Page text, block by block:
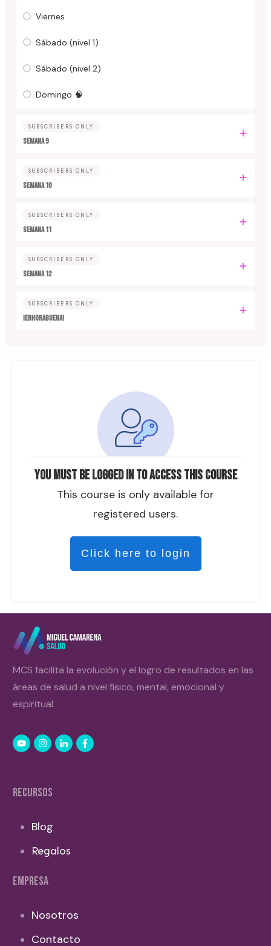
You must be logged in to access this course
This course is only available for
registered users.
Click here to login
Viernes
Sábado (nivel 1)
Sábado (nivel 2)
Domingo 🧠
SUBSCRIBERS ONLY
Semana 9
SUBSCRIBERS ONLY
Semana 10
SUBSCRIBERS ONLY
Semana 11
SUBSCRIBERS ONLY
Semana 12
SUBSCRIBERS ONLY
¡Enhorabuena!
MCS facilita la evolución y el logro de resultados en las
áreas de salud a nivel físico, mental, emocional y
espiritual.
RECURSOS
Blog
Regalos
EMPRESA
Nosotros
Contacto